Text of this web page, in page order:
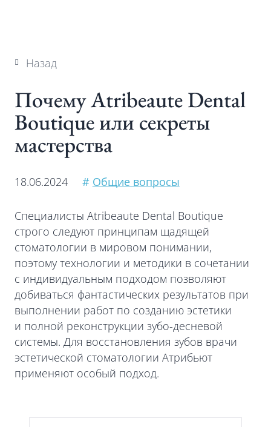
Назад
Почему Atribeaute Dental
Boutique или секреты
мастерства
18.06.2024 # Общие вопросы
Специалисты Atribeaute Dental Boutique
строго следуют принципам щадящей
стоматологии в мировом понимании,
поэтому технологии и методики в сочетании
с индивидуальным подходом позволяют
добиваться фантастических результатов при
выполнении работ по созданию эстетики
и полной реконструкции зубо-десневой
системы. Для восстановления зубов врачи
эстетической стоматологии Атрибьют
применяют особый подход.